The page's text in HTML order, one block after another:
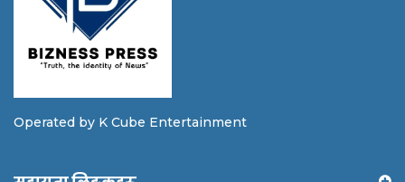
Operated by K Cube Entertainment